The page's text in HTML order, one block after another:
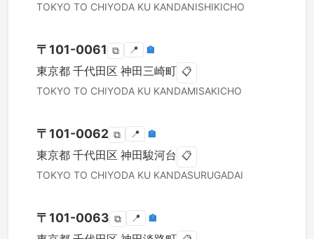
TOKYO TO CHIYODA KU KANDANISHIKICHO
〒 101-0061 ⧉ 📍 🏣
東京都 千代田区 神田三崎町 📋
TOKYO TO CHIYODA KU KANDAMISAKICHO
〒 101-0062 ⧉ 📍 🏣
東京都 千代田区 神田駿河台 📋
TOKYO TO CHIYODA KU KANDASURUGADAI
〒 101-0063 ⧉ 📍 🏣